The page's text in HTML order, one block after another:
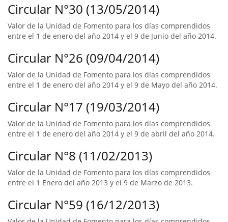
Circular N°30 (13/05/2014)
Valor de la Unidad de Fomento para los días comprendidos
entre el 1 de enero del año 2014 y el 9 de Junio del año 2014.
Circular N°26 (09/04/2014)
Valor de la Unidad de Fomento para los días comprendidos
entre el 1 de enero del año 2014 y el 9 de Mayo del año 2014.
Circular N°17 (19/03/2014)
Valor de la Unidad de Fomento para los días comprendidos
entre el 1 de enero del año 2014 y el 9 de abril del año 2014.
Circular N°8 (11/02/2013)
Valor de la Unidad de Fomento para los días comprendidos
entre el 1 Enero del año 2013 y el 9 de Marzo de 2013.
Circular N°59 (16/12/2013)